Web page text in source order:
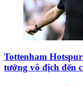
Tottenham
tưởng vô địch đến